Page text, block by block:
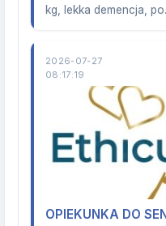
kg, lekka demencja,
2026-07-27
08:17:19
OPIEKUNKA DO